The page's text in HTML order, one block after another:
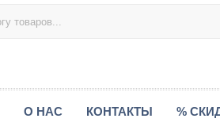
О НАС КОНТАКТЫ %